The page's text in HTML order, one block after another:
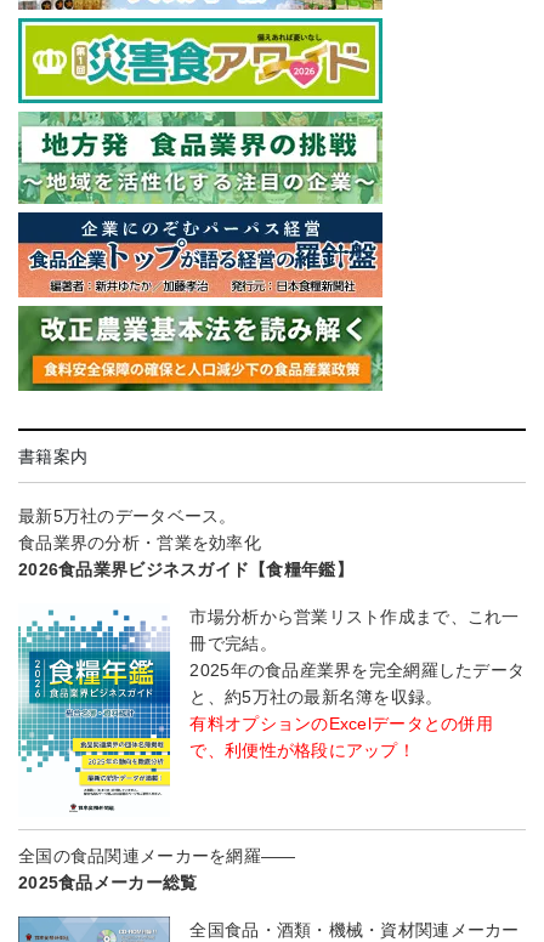
書籍案内
最新5万社のデータベース。
食品業界の分析・営業を効率化
2026食品業界ビジネスガイド【食糧年鑑】
市場分析から営業リスト作成まで、これ一
冊で完結。
2025年の食品産業界を完全網羅したデータ
と、約5万社の最新名簿を収録。
有料オプションのExcelデータとの併用
で、利便性が格段にアップ！
全国の食品関連メーカーを網羅――
2025食品メーカー総覧
全国食品・酒類・機械・資材関連メーカー